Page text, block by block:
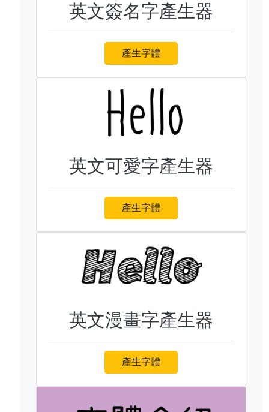
英文簽名字產生器
產生字體
英文可愛字產生器
產生字體
英文漫畫字產生器
產生字體